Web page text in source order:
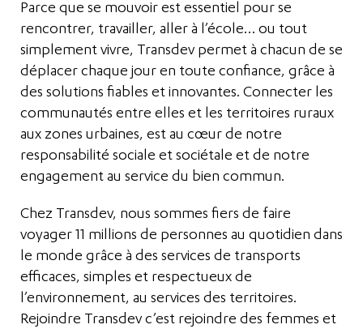
Parce que se mouvoir est essentiel pour se
rencontrer, travailler, aller à l’école… ou tout
simplement vivre, Transdev permet à chacun de se
déplacer chaque jour en toute confiance, grâce à
des solutions fiables et innovantes. Connecter les
communautés entre elles et les territoires ruraux
aux zones urbaines, est au cœur de notre
responsabilité sociale et sociétale et de notre
engagement au service du bien commun.
Chez Transdev, nous sommes fiers de faire
voyager 11 millions de personnes au quotidien dans
le monde grâce à des services de transports
efficaces, simples et respectueux de
l’environnement, au services des territoires.
Rejoindre Transdev c’est rejoindre des femmes et